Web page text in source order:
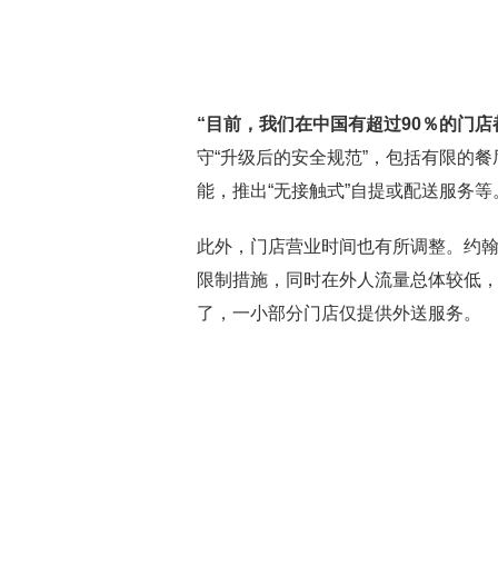
“目前，我们在中国有超过90％的门店
守“升级后的安全规范”，包括有限的
能，推出“无接触式”自提或配送服务等
此外，门店营业时间也有所调整。约
限制措施，同时在外人流量总体较低
了，一小部分门店仅提供外送服务。